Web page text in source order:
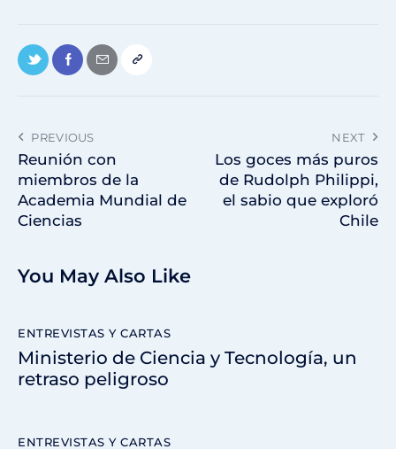
PREVIOUS
Reunión con
miembros de la
Academia Mundial de
Ciencias
NEXT
Los goces más puros
de Rudolph Philippi,
el sabio que exploró
Chile
You May Also Like
ENTREVISTAS Y CARTAS
Ministerio de Ciencia y Tecnología, un
retraso peligroso
ENTREVISTAS Y CARTAS